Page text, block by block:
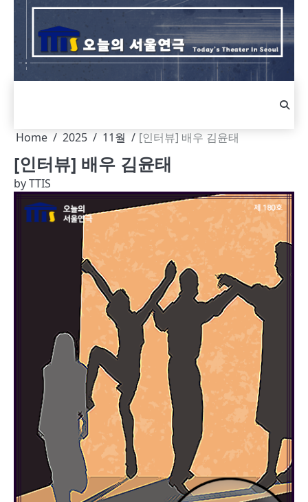
Skip
content
Home 2025 11월 [인터뷰] 배우 김윤태
[인터뷰] 배우 김윤태
byTTIS